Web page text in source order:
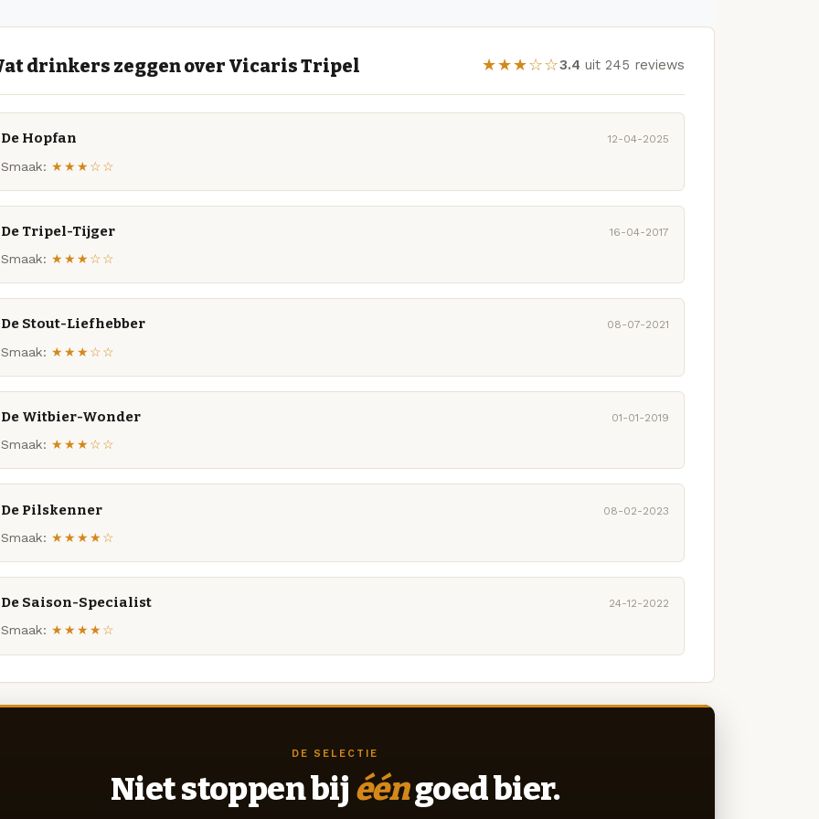
drinkers zeggen over Vicaris Tripel ★★★☆☆3.4 uit 245 reviews
De Hopfan 12-04-2025
Smaak: ★★★☆☆
De Tripel-Tijger 16-04-2017
Smaak: ★★★☆☆
De Stout-Liefhebber 08-07-2021
Smaak: ★★★☆☆
De Witbier-Wonder 01-01-2019
Smaak: ★★★☆☆
De Pilskenner 08-02-2023
Smaak: ★★★★☆
De Saison-Specialist 24-12-2022
Smaak: ★★★★☆
DE SELECTIE
Niet stoppen bij ééngoed bier.